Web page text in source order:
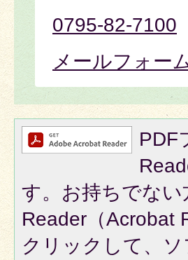
0795-82-7100
メールフォー
PDF
す。お持ちでな
Reader（Acrobat
クリックして、